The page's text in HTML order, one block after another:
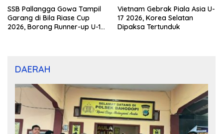
SSB Pallangga Gowa Tampil
Garang di Bila Riase Cup
2026, Borong Runner-up U-10
Vietnam Gebrak Piala Asia U-
17 2026, Korea Selatan
Dipaksa Tertunduk
DAERAH